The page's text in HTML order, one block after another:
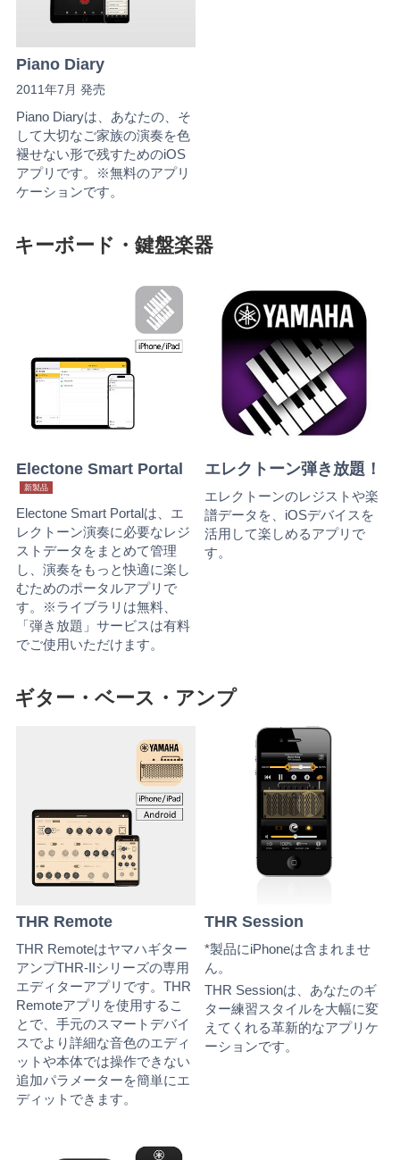
Piano Diary
2011年7月 発売
Piano Diaryは、あなたの、そ
して大切なご家族の演奏を色
褪せない形で残すためのiOS
アプリです。※無料のアプリ
ケーションです。
キーボード・鍵盤楽器
Electone Smart Portal
新製品
Electone Smart Portalは、エ
レクトーン演奏に必要なレジ
ストデータをまとめて管理
し、演奏をもっと快適に楽し
むためのポータルアプリで
す。※ライブラリは無料、
「弾き放題」サービスは有料
でご使用いただけます。
エレクトーン弾き放題！
エレクトーンのレジストや楽
譜データを、iOSデバイスを
活用して楽しめるアプリで
す。
ギター・ベース・アンプ
THR Remote
THR Remoteはヤマハギター
アンプTHR-IIシリーズの専用
エディターアプリです。THR
Remoteアプリを使用するこ
とで、手元のスマートデバイ
スでより詳細な音色のエディ
ットや本体では操作できない
追加パラメーターを簡単にエ
ディットできます。
THR Session
*製品にiPhoneは含まれませ
ん。
THR Sessionは、あなたのギ
ター練習スタイルを大幅に変
えてくれる革新的なアプリケ
ーションです。